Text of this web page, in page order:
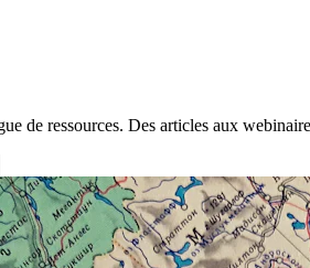
de ressources. Des articles aux